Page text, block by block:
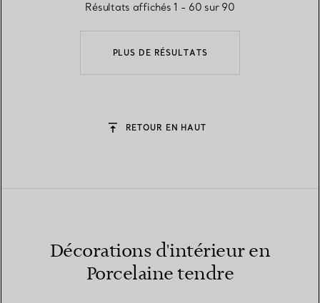
PLUS DE RÉSULTATS
Résultats affichés 1 - 60 sur 90
RETOUR EN HAUT
Décorations d'intérieur en
Porcelaine tendre